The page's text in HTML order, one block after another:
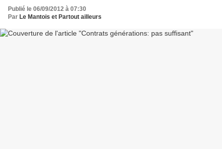
Publié le 06/09/2012 à 07:30
Par Le Mantois et Partout ailleurs